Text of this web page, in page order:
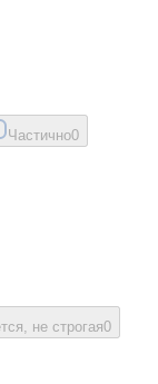
Частично0
не строгая0